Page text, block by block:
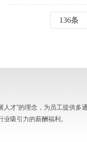
136条
人才”的理念，为员工提供多
吸引力的薪酬福利。